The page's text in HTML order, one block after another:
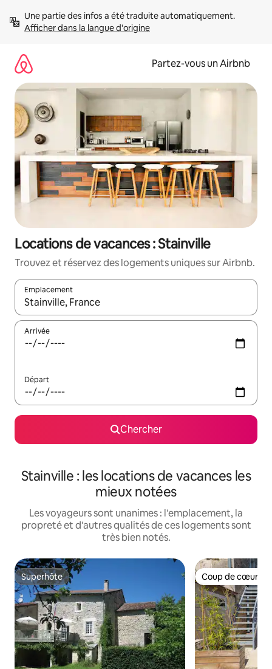
directement
Afficher dans la langue d'origine
Partez-vous un Airbnb
Locations de vacances : Stainville
Trouvez et réservez des logements uniques sur Airbnb.
Emplacement
Quand les résultats sont affichés, parcourez-les en utilisant
Arrivée
Départ
Chercher
Stainville : les locations de vacances les
mieux notées
Les voyageurs sont unanimes : l'emplacement, la
propreté et d'autres qualités de ces logements sont
très bien notés.
Superhôte
Superhôte Coup de cœur
Coup de cœur